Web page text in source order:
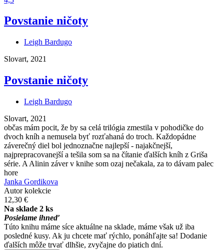
Povstanie ničoty
Leigh Bardugo
Slovart, 2021
Povstanie ničoty
Leigh Bardugo
Slovart, 2021
občas mám pocit, že by sa celá trilógia zmestila v pohodičke do
dvoch kníh a nemusela byť rozťahaná do troch. Každopádne
záverečný diel bol jednoznačne najlepší - najakčnejší,
najprepracovanejší a tešila som sa na čítanie ďalších kníh z Griša
série. A Alinin záver v knihe som ozaj nečakala, za to dávam palec
hore
Janka Gordikova
Autor kolekcie
12,30 €
Na sklade 2 ks
Posielame ihneď
Túto knihu máme síce aktuálne na sklade, máme však už iba
posledné kusy. Ak ju chcete mať rýchlo, ponáhľajte sa! Dodanie
ďalších môže trvať dlhšie, zvyčajne do piatich dní.